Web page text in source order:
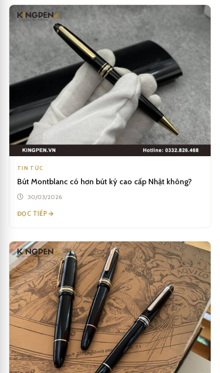
TIN TỨC
Bút Montblanc có hơn bút ký cao cấp Nhật không?
30/03/2026
ĐỌC TIẾP